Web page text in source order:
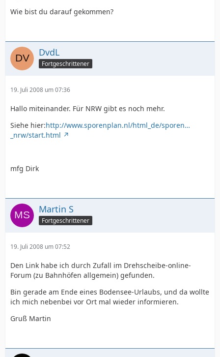
Wie bist du darauf gekommen?
DvdL
Fortgeschrittener
19. Juli 2008 um 07:36
Hallo miteinander. Für NRW gibt es noch mehr.
Siehe hier:http://www.sporenplan.nl/html_de/sporen…
_nrw/start.html
mfg Dirk
Martin S
Fortgeschrittener
19. Juli 2008 um 07:52
Den Link habe ich durch Zufall im Drehscheibe-online-
Forum (zu Bahnhöfen allgemein) gefunden.
Bin gerade am Ende eines Bodensee-Urlaubs, und da wollte
ich mich nebenbei vor Ort mal wieder informieren.
Gruß Martin